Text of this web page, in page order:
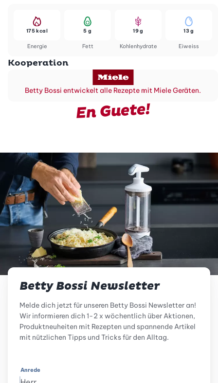
Energie
175 kcal
Fett
5 g
Kohlenhydrate
19 g
Eiweiss
13 g
Kooperation
Betty Bossi entwickelt alle Rezepte mit Miele Geräten.
En Guete!
Betty Bossi Newsletter
Melde dich jetzt für unseren Betty Bossi Newsletter an!
Wir informieren dich 1-2 x wöchentlich über Aktionen,
Produktneuheiten mit Rezepten und spannende Artikel
mit nützlichen Tipps und Tricks für den Alltag.
Anrede